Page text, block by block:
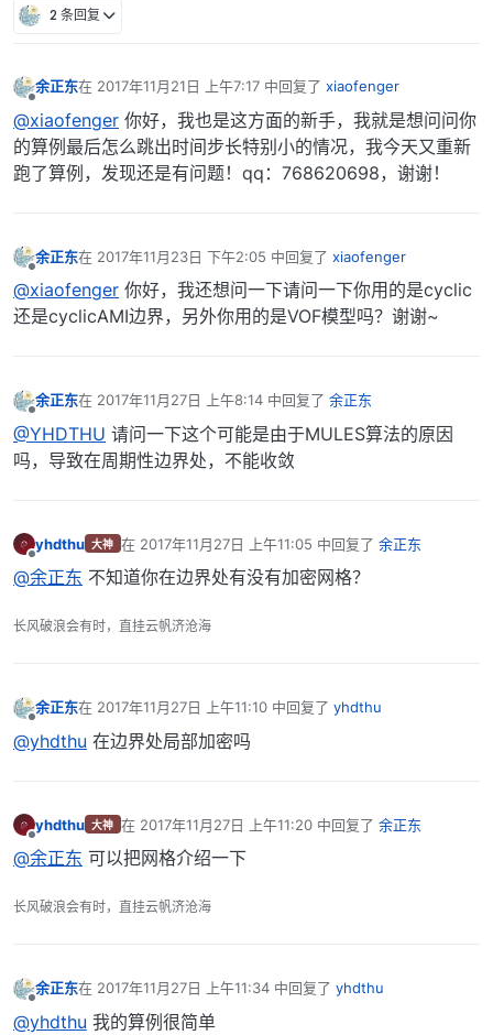
2 条回复
离线
余正东在 2017年11月21日 上午7:17 中回复了 xiaofenger
最后由 编辑
@xiaofenger 你好，我也是这方面的新手，我就是想问问你
的算例最后怎么跳出时间步长特别小的情况，我今天又重新
跑了算例，发现还是有问题！qq：768620698，谢谢！
余正东在 2017年11月23日 下午2:05 中回复了 xiaofenger
最后由 编辑
@xiaofenger 你好，我还想问一下请问一下你用的是cyclic
还是cyclicAMI边界，另外你用的是VOF模型吗？谢谢~
余正东在 2017年11月27日 上午8:14 中回复了 余正东
最后由 编辑
@YHDTHU 请问一下这个可能是由于MULES算法的原因
吗，导致在周期性边界处，不能收敛
yhdthu 大神 在 2017年11月27日 上午11:05 中回复了 余正东
最后由 编辑
@余正东 不知道你在边界处有没有加密网格？
长风破浪会有时，直挂云帆济沧海
余正东在 2017年11月27日 上午11:10 中回复了 yhdthu
最后由 编辑
@yhdthu 在边界处局部加密吗
yhdthu 大神 在 2017年11月27日 上午11:20中回复了 余正东
最后由 编辑
@余正东 可以把网格介绍一下
长风破浪会有时，直挂云帆济沧海
余正东在 2017年11月27日 上午11:34 中回复了 yhdthu
最后由 编辑
@yhdthu 我的算例很简单